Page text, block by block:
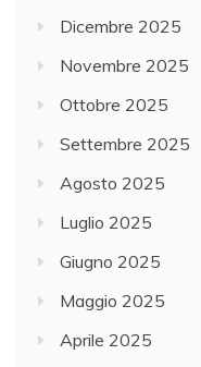
Dicembre 2025
Novembre 2025
Ottobre 2025
Settembre 2025
Agosto 2025
Luglio 2025
Giugno 2025
Maggio 2025
Aprile 2025